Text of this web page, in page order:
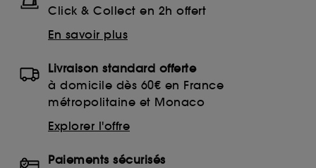
Click & Collect en 2h offert
En savoir plus
Livraison standard offerte
à domicile dès 60€ en France
métropolitaine et Monaco
Explorer l'offre
Paiements sécurisés